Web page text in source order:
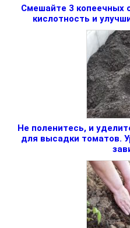
Смешайте 3 копеечных
кислотность и
Не поленитесь, и
для высадки томатов.